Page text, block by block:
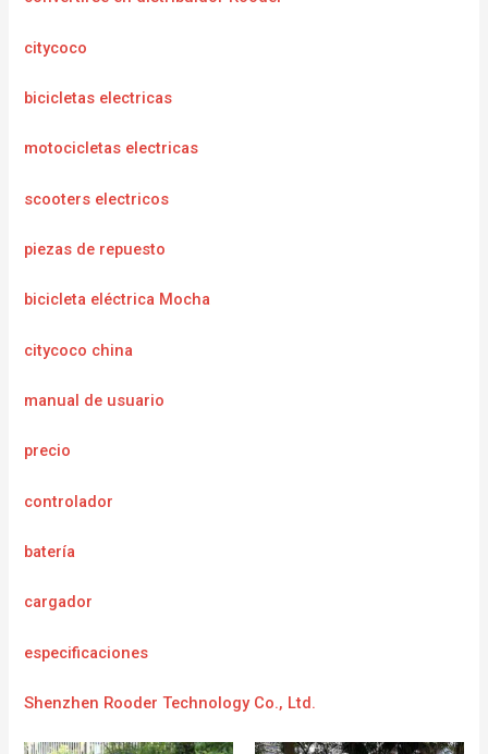
citycoco
bicicletas electricas
motocicletas electricas
scooters electricos
piezas de repuesto
bicicleta eléctrica Mocha
citycoco china
manual de usuario
precio
controlador
batería
cargador
especificaciones
Shenzhen Rooder Technology Co., Ltd.